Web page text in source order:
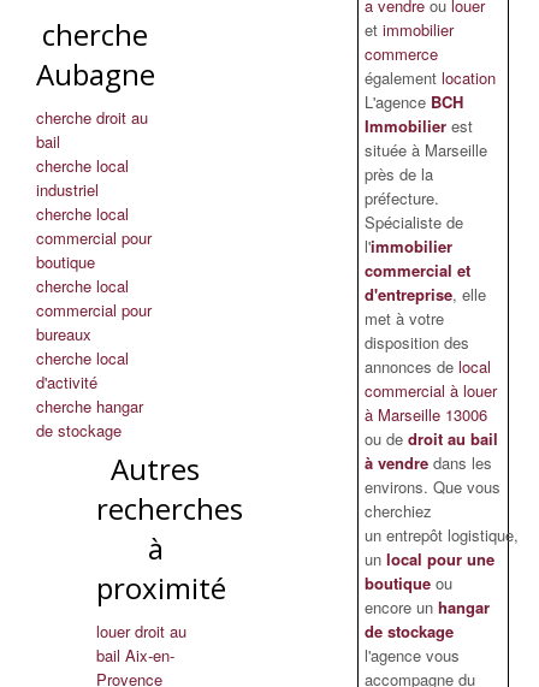
cherche
Aubagne
cherche droit au
bail
cherche local
industriel
cherche local
commercial pour
boutique
cherche local
commercial pour
bureaux
cherche local
d'activité
cherche hangar
de stockage
Autres
recherches
à
proximité
louer droit au
bail Aix-en-
Provence
a vendre ou louer
et immobilier
commerce
également location
L'agence BCH
Immobilierest
située à Marseille
près de la
préfecture.
Spécialiste de
l'immobilier
commercial et
d'entreprise, elle
met à votre
disposition des
annonces de local
commercial à louer
à Marseille 13006
ou de droit au bail
à vendredans les
environs. Que vous
cherchiez
un entrepôt logistique,
un local pour une
boutiqueou
encore un hangar
de stockage
l'agence vous
accompagne du